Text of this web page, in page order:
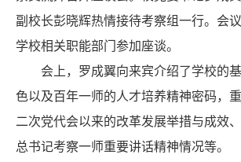
副校长彭晓辉热情接待考察组一行。会
学校相关职能部门参加座谈。
会上，罗成翼向来宾介绍了学校的
色以及百年一师的人才培养精神密码，
二次党代会以来的改革发展举措与成效
总书记考察一师重要讲话精神情况等。